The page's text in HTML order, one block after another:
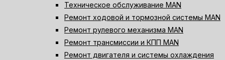
Техническое обслуживание MAN
Ремонт ходовой и тормозной системы MAN
Ремонт рулевого механизма MAN
Ремонт трансмиссии и КПП MAN
Ремонт двигателя и системы охлаждения